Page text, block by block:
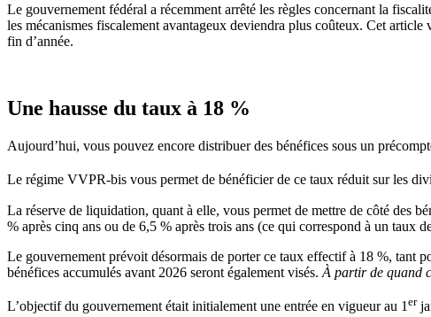
Le gouvernement fédéral a récemment arrêté les règles concernant la
les mécanismes fiscalement avantageux deviendra plus coûteux. Cet
fin d’année.
Une hausse du taux à 18 %
Aujourd’hui, vous pouvez encore distribuer des bénéfices sous un
Le régime VVPR-bis vous permet de bénéficier de ce taux réduit sur les
La réserve de liquidation, quant à elle, vous permet de mettre de côté des
% après cinq ans ou de 6,5 % après trois ans (ce qui correspond à un taux
Le gouvernement prévoit désormais de porter ce taux effectif à 18 %, tant
bénéfices accumulés avant 2026 seront également visés. À partir de quand
L’objectif du gouvernement était initialement une entrée en vigueur au 1 er